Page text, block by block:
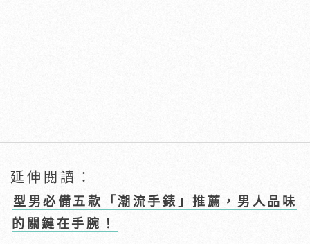
延伸閱讀：
型男必備五款「潮流手錶」推薦，男人品味
的關鍵在手腕！